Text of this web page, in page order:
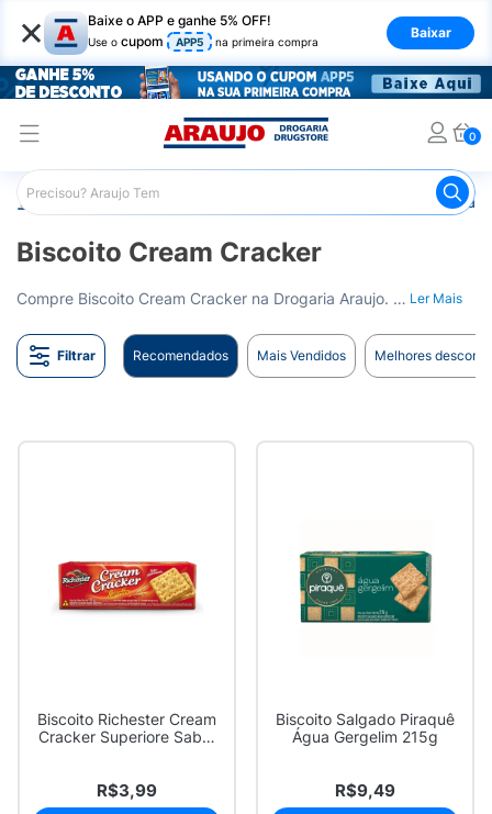
× Baixe o APP e ganhe 5% OFF!
Use o cupom APP5 na primeira compra
Baixar
0
Araujo Mercado Biscoito
Biscoito Cream Cracker
Compre Biscoito Cream Cracker na Drogaria Araujo. Ideal para o seu café da manhã ou lanche da tarde. Entrega para todo o Brasil. Ler Mais
Filtrar Recomendados Mais Vendidos Melhores
Biscoito Richester Cream
Cracker Superiore Sabor
R$3,99
Biscoito Salgado Piraquê
Água Gergelim 215g
R$9,49